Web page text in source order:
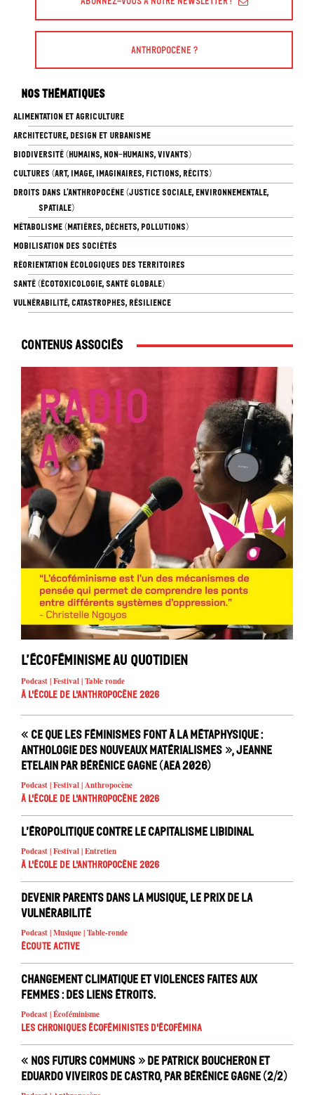
Anthropocène ?
Nos thématiques
ALIMENTATION ET AGRICULTURE
ARCHITECTURE, DESIGN ET URBANISME
BIODIVERSITÉ (HUMAINS, NON-HUMAINS, VIVANTS)
CULTURES (ART, IMAGE, IMAGINAIRES, FICTIONS, RÉCITS)
DROITS DANS L’ANTHROPOCÈNE (JUSTICE SOCIALE, ENVIRONNEMENTALE,
SPATIALE)
MÉTABOLISME (MATIÈRES, DÉCHETS, POLLUTIONS)
MOBILISATION DES SOCIÉTÉS
RÉORIENTATION ÉCOLOGIQUES DES TERRITOIRES
SANTÉ (ÉCOTOXICOLOGIE, SANTÉ GLOBALE)
VULNÉRABILITÉ, CATASTROPHES, RÉSILIENCE
Contenus associés
L’écoféminisme au quotidien
Podcast | Festival | Table ronde
À l'école de l'Anthropocène 2026
« Ce que les féminismes font à la métaphysique :
anthologie des nouveaux matérialismes », Jeanne
Etelain par Bérénice Gagne (AEA 2026)
Podcast | Festival | Anthropocène
À l'école de l'Anthropocène 2026
L’éropolitique contre le capitalisme libidinal
Podcast | Festival | Entretien
À l'école de l'Anthropocène 2026
Devenir parents dans la musique, le prix de la
vulnérabilité
Podcast | Musique | Table-ronde
Écoute active
Changement climatique et violences faites aux
femmes : des liens étroits.
Podcast | Écoféminisme
Les chroniques écoféministes d'ÉcoFémina
« Nos futurs communs » de Patrick Boucheron et
Eduardo Viveiros de Castro, par Bérénice Gagne (2/2)